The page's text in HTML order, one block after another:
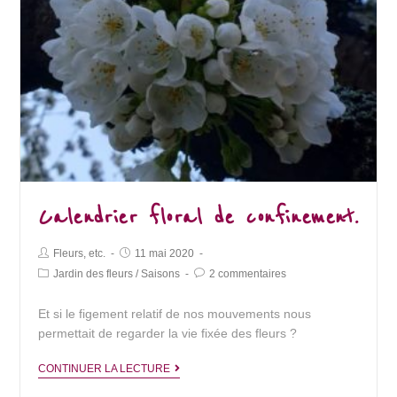
Calendrier floral de confinement.
Post
Author:
Fleurs, etc.
Post11 mai 2020
PostJardin des fleurs / Saisons
Post2 commentaires
Et si le figement relatif de nos mouvements nous
permettait de regarder la vie fixée des fleurs ?
CONTINUER LA LECTURE
Calendrier